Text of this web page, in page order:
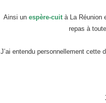
Ainsi un espère-cuit à La Réunion
repas à
J’ai entendu personnellement cette